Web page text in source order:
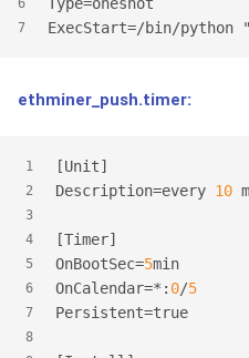
6
7
ExecStart=/bin/
ethminer_push.timer:
1
2
3
4
5
6
7
8
[Unit]
Description=every 10
[Timer]
OnBootSec=5min
OnCalendar=*: 0/5
Persistent=true